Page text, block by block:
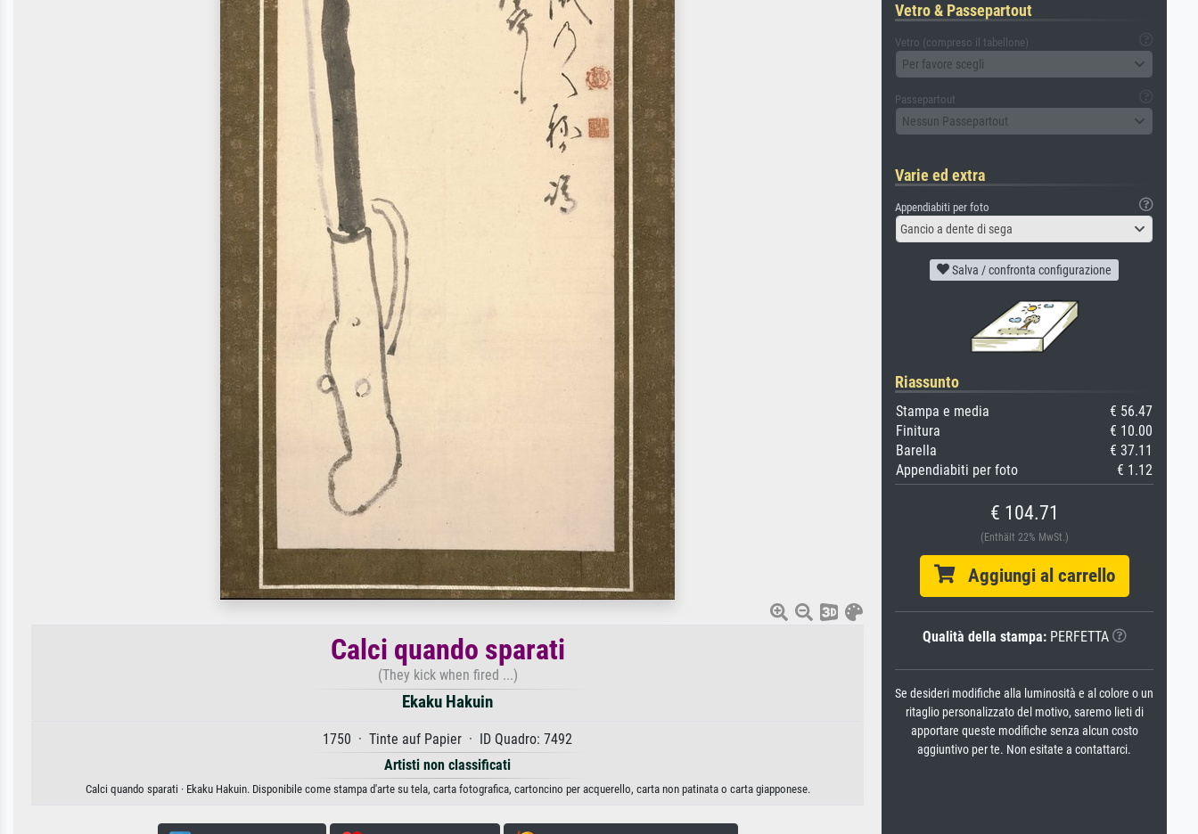
Calci quando sparati
(They kick when fired ...)
Ekaku Hakuin
1750 · Tinte auf Papier · ID Quadro: 7492
Artisti non classificati
Calci quando sparati · Ekaku Hakuin. Disponibile come stampa d'arte su tela, carta fotografica, cartoncino per acquerello, carta non patinata o carta giapponese.
Vetro & Passepartout
Vetro (compreso il tabellone)
Per favore scegli
Passepartout
Nessun Passepartout
Varie ed extra
Appendiabiti per foto
Gancio a dente di sega
Salva / confronta configurazione
Riassunto
Stampa e media
€ 56.47
Finitura
€ 10.00
Barella
€ 37.11
Appendiabiti per foto
€ 1.12
€ 104.71
(Enthält 22% MwSt.)
Aggiungi al carrello
Qualità della stampa:PERFETTA
Se desideri modifiche alla luminosità e al colore o un
ritaglio personalizzato del motivo, saremo lieti di
apportare queste modifiche senza alcun costo
aggiuntivo per te. Non esitate a contattarci.